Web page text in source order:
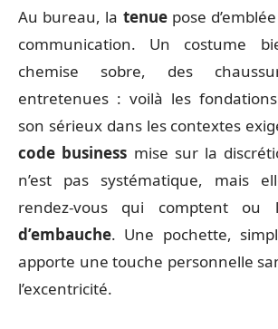
Au bureau, la tenuepose
communication. Un costume
chemise sobre, des
entretenues : voilà les
son sérieux dans les contextes
code business mise sur la
n’est pas systématique, mais
rendez-vous qui comptent ou
d’embauche. Une pochette,
apporte une touche personnelle
l’excentricité.